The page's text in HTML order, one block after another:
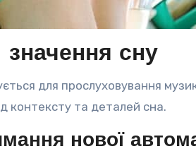
значення сну
для прослуховування
контексту та деталей сна.
нової